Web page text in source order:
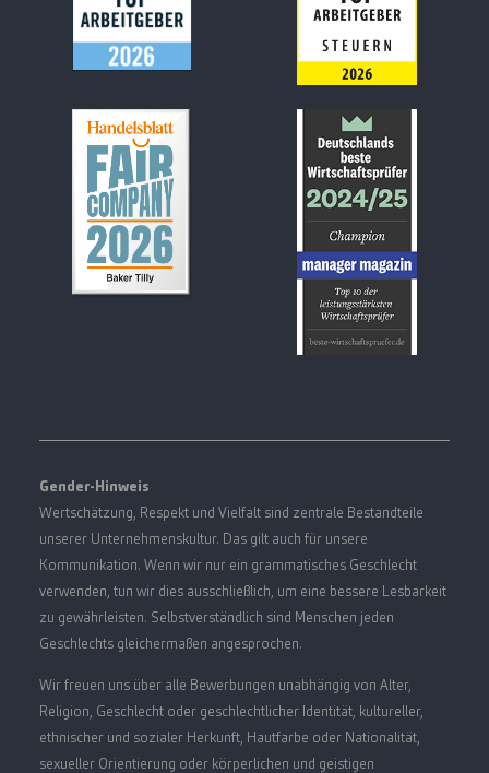
Gender-Hinweis
Wertschätzung, Respekt und Vielfalt sind zentrale Bestandteile
unserer Unternehmenskultur. Das gilt auch für unsere
Kommunikation. Wenn wir nur ein grammatisches Geschlecht
verwenden, tun wir dies ausschließlich, um eine bessere Lesbarkeit
zu gewährleisten. Selbstverständlich sind Menschen jeden
Geschlechts gleichermaßen angesprochen.
Wir freuen uns über alle Bewerbungen unabhängig von Alter,
Religion, Geschlecht oder geschlechtlicher Identität, kultureller,
ethnischer und sozialer Herkunft, Hautfarbe oder Nationalität,
sexueller Orientierung oder körperlichen und geistigen